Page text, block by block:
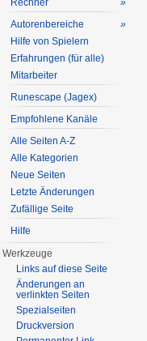
Rechner
»
Autorenbereiche
»
Hilfe von Spielern
Erfahrungen (für alle)
Mitarbeiter
Runescape (Jagex)
Empfohlene Kanäle
Alle Seiten A-Z
Alle Kategorien
Neue Seiten
Letzte Änderungen
Zufällige Seite
Hilfe
Werkzeuge
Links auf diese Seite
Änderungen an
verlinkten Seiten
Spezialseiten
Druckversion